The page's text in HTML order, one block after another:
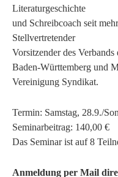
Literaturgeschichte
und Schreibcoach seit
Stellvertretender
Vorsitzender des
Baden-Württemberg und
Vereinigung Syndikat.
Termin: Samstag, 28.9./
Seminarbeitrag: 140,00 €
Das Seminar ist auf 8
Anmeldung per Mail